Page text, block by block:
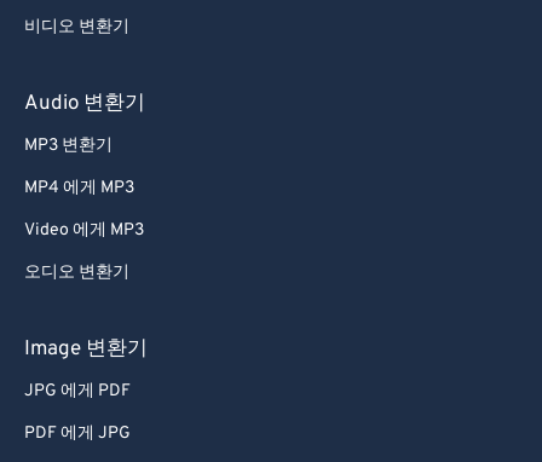
비디오 변환기
Audio 변환기
MP3 변환기
MP4 에게 MP3
Video 에게 MP3
오디오 변환기
Image 변환기
JPG 에게 PDF
PDF 에게 JPG